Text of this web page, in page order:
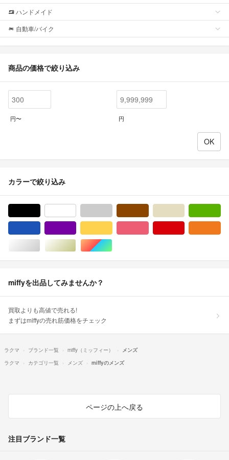
ハンドメイド
自動車/バイク
商品の価格で絞り込み
円〜 円
カラーで絞り込み
シルバー/銀色系ゴールド/金色系マルチカラー
miffyを出品してみませんか？
買取よりも高値で売れる!
まずはmiffyの売れ筋価格をチェック
ラクマ ブランド一覧 miffy（ミッフィー）
メンズ
ラクマ
カテゴリ一覧 メンズ miffyのメンズ
ページの上へ戻る
注目ブランド一覧